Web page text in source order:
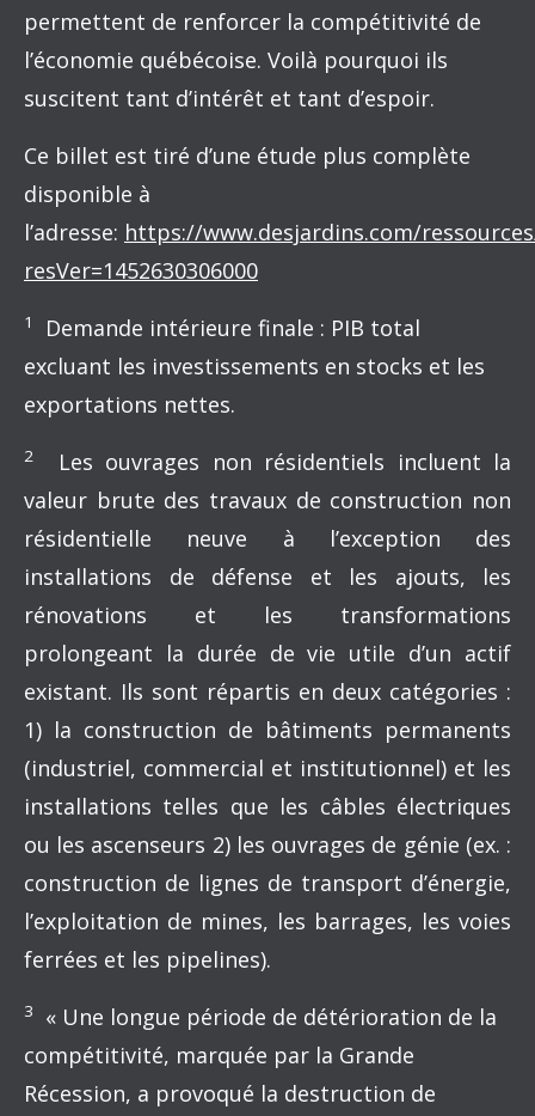
permettent de renforcer la compétitivité de
l’économie québécoise. Voilà pourquoi ils
suscitent tant d’intérêt et tant d’espoir.
Ce billet est tiré d’une étude plus complète
disponible à
l’adresse: https://www.desjardins.com/
resVer=1452630306000
1
Demande intérieure finale : PIB total
excluant les investissements en stocks et les
exportations nettes.
2
Les ouvrages non résidentiels incluent la
valeur brute des travaux de construction non
résidentielle neuve à l’exception des
installations de défense et les ajouts, les
rénovations et les transformations
prolongeant la durée de vie utile d’un actif
existant. Ils sont répartis en deux catégories :
1) la construction de bâtiments permanents
(industriel, commercial et institutionnel) et les
installations telles que les câbles électriques
ou les ascenseurs 2) les ouvrages de génie (ex. :
construction de lignes de transport d’énergie,
l’exploitation de mines, les barrages, les voies
ferrées et les pipelines).
3
« Une longue période de détérioration de la
compétitivité, marquée par la Grande
Récession, a provoqué la destruction de